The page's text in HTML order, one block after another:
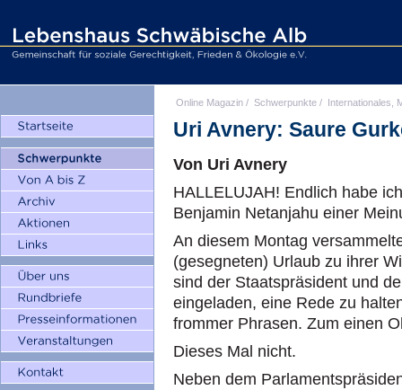
Online Magazin / Schwerpunkte / Internationales,
Uri Avnery: Saure
Von Uri Avnery
HALLELUJAH! Endlich habe
Benjamin Netanjahu einer
An diesem Montag
(gesegneten) Urlaub zu ihrer
sind der Staatspräsident und
eingeladen, eine Rede zu
frommer Phrasen. Zum einen
Dieses Mal nicht.
Neben dem